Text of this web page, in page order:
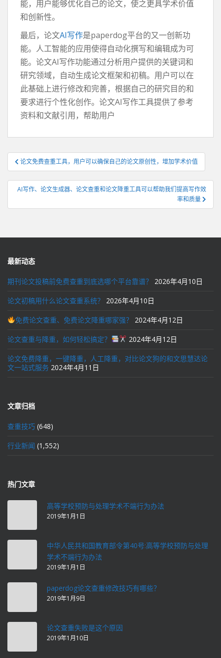
能，用户能够优化自己的论文，使之更具学术价值
和创新性。
最后，论文AI写作是paperdog平台的又一创新功
能。人工智能的应用使得自动化撰写和编辑成为可
能。论文AI写作功能通过分析用户提供的关键词和
研究领域，自动生成论文框架和初稿。用户可以在
此基础上进行修改和完善，根据自己的研究目的和
要求进行个性化创作。论文AI写作工具提供了参考
资料和文献引用，帮助用户
文
章
导
航
论文免费查重工具，用户可以确保自己的论文原创性，增加学术价值
AI写作、论文生成器、论文查重和论文降重工具可以帮助我们提高写作效
率和质量
最新动态
期刊论文投稿前免费查重到底选哪个平台靠谱？ 2026年4月10日
论文初稿用什么论文查重系统？ 2026年4月10日
免费论文查重、免费论文降重哪家强？ 2024年4月12日
论文查重与降重，如何轻松搞定？ 2024年4月12日
论文免费降重，一键降重，人工降重，对比论文狗的和文思慧达论
文一站式服务 2024年4月11日
文章归档
查重技巧 (648)
行业新闻 (1,552)
热门文章
高等学校预防与处理学术不端行为办法
2019年1月1日
中华人民共和国教育部令第40号:高等学校预防与处理
学术不端行为办法
2019年1月1日
paperdog论文查重修改技巧有哪些？
2019年1月9日
论文查重失败是这个原因
2019年1月10日